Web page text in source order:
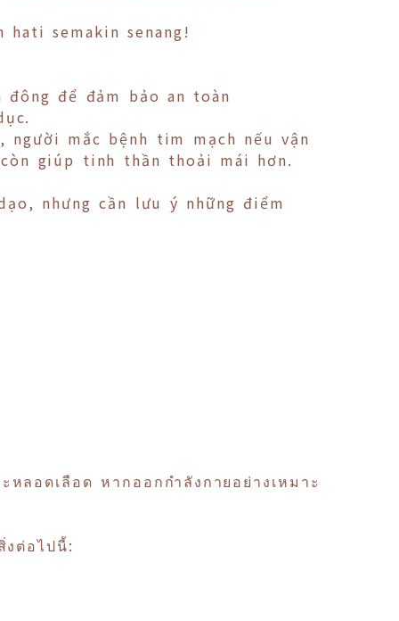
hati semakin senang!
để đảm bảo an toàn
người mắc bệnh tim mạch nếu vận
giúp tinh thần thoải mái hơn.
nhưng cần lưu ý những điểm
ลอดเลือด หากออกกำลังกายอย่างเหมาะ
งต่อไปนี้: